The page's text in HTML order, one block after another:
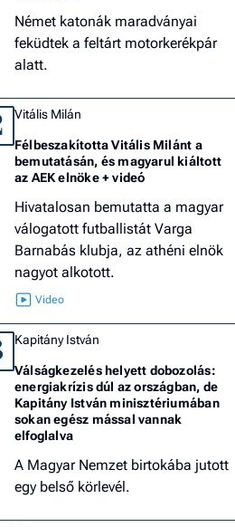
Német katonák maradványai
feküdtek a feltárt motorkerékpár
alatt.
Vitális Milán
Félbeszakította Vitális Milánt a
bemutatásán, és magyarul kiáltott
az AEK elnöke + videó
Hivatalosan bemutatta a magyar
válogatott futballistát Varga
Barnabás klubja, az athéni elnök
nagyot alkotott.
Kapitány István
Válságkezelés helyett dobozolás:
energiakrízis dúl az országban, de
Kapitány István minisztériumában
sokan egész mással vannak
elfoglalva
A Magyar Nemzet birtokába jutott
egy belső körlevél.